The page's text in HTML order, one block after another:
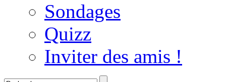
Sondages
Quizz
Inviter des amis !